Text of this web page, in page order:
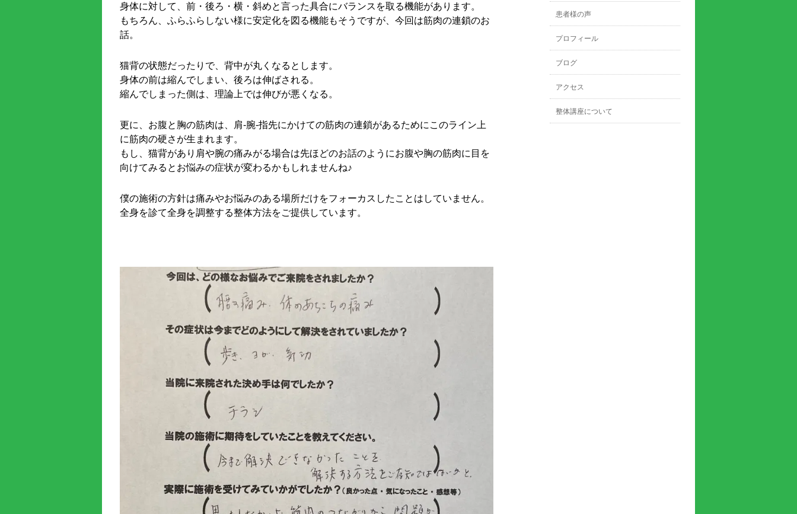
身体に対して、前・後ろ・横・斜めと言った具合にバランスを取る機能があります。
もちろん、ふらふらしない様に安定化を図る機能もそうですが、今回は筋肉の連鎖のお
話。
猫背の状態だったりで、背中が丸くなるとします。
身体の前は縮んでしまい、後ろは伸ばされる。
縮んでしまった側は、理論上では伸びが悪くなる。
更に、お腹と胸の筋肉は、肩-腕-指先にかけての筋肉の連鎖があるためにこのライン上
に筋肉の硬さが生まれます。
もし、猫背があり肩や腕の痛みがる場合は先ほどのお話のようにお腹や胸の筋肉に目を
向けてみるとお悩みの症状が変わるかもしれませんね♪
僕の施術の方針は痛みやお悩みのある場所だけをフォーカスしたことはしていません。
全身を診て全身を調整する整体方法をご提供しています。
患者様の声
プロフィール
ブログ
アクセス
整体講座について